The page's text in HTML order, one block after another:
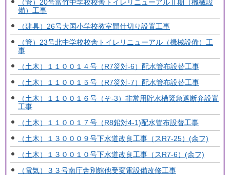
（管）20号富竹中学校校舎トイレリニューアルⅡ期（機械設
備）工事
（建具）26号大国小学校教室間仕切り設置工事
（管）23号北中学校校舎トイレリニューアル（機械設備）工
事
（土木）１１００１４号（R7災対-6）配水管布設替工事
（土木）１１００１５号（R7災対-7）配水管布設替工事
（土木）１１００１６号（そ-3）非常用貯水槽緊急遮断弁設置
工事
（土木）１１００１７号（R8鉛対4-1)配水管布設替工事
（土木）１３０００９号下水道改良工事（スR7-25）(余フ)
（土木）１３００１０号下水道改良工事（スR7-6）(余フ)
（電気）３３号南庁舎別館他受変電設備改修工事